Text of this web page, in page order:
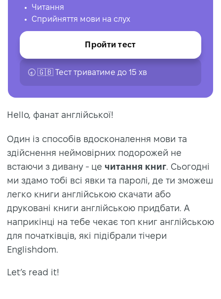
Читання
Сприйняття мови на слух
Пройти тест
🕣 🇬🇧 Тест триватиме до 15 хв
Hello, фанат англійської!
Один із способів вдосконалення мови та
здійснення неймовірних подорожей не
встаючи з дивану - це читання книг. Сьогодні
ми здамо тобі всі явки та паролі, де ти зможеш
легко книги англійською скачати або
друковані книги англійською придбати. А
наприкінці на тебе чекає топ книг англійською
для початківців, які підібрали тічери
Englishdom.
Let’s read it!